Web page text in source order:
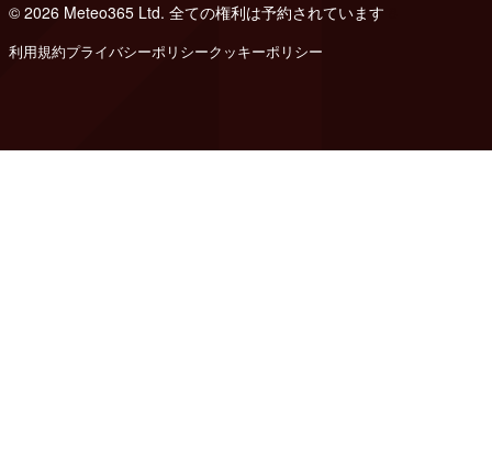
© 2026 Meteo365 Ltd. 全ての権利は予約されています
利用規約プライバシーポリシークッキーポリシー